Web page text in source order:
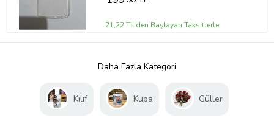
21,22 TL'den Başlayan Taksitlerle
Daha Fazla Kategori
Kılıf Kupa Güller